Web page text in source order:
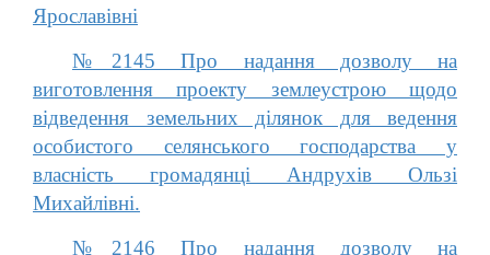
Ярославівні
№2145 Про надання дозволу на
виготовлення проекту землеустрою щодо
відведення земельних ділянок для ведення
особистого селянського господарства у
власність громадянці Андрухів Ользі
Михайлівні.
№2146 Про надання дозволу на